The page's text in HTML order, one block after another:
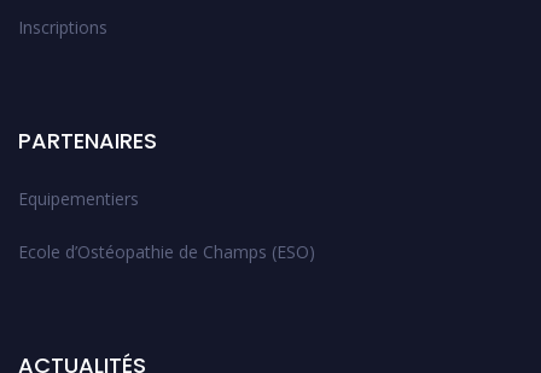
Inscriptions
PARTENAIRES
Equipementiers
Ecole d’Ostéopathie de Champs (ESO)
ACTUALITÉS